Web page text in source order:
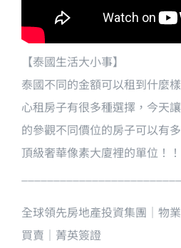
【泰國生活大小事】
泰國不同的金額可以租到什麼
心租房子有很多種選擇，今天
的參觀不同價位的房子可以有
頂級奢華像素大廈裡的單位！！
全球領先房地產投資集團｜物
買賣｜菁英簽證